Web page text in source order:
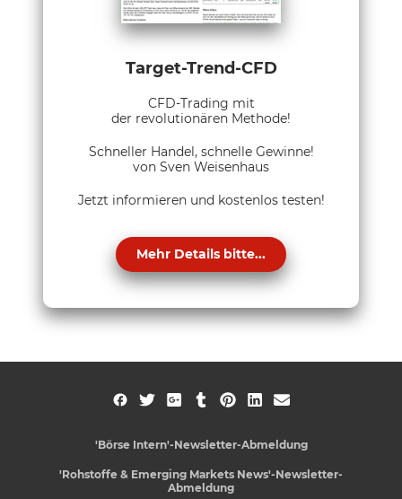
Target-Trend-CFD
CFD-Trading mit
der revolutionären Methode!
Schneller Handel, schnelle Gewinne!
von Sven Weisenhaus
Jetzt informieren und kostenlos testen!
Mehr Details bitte...
'Börse Intern'-Newsletter-Abmeldung
'Rohstoffe & Emerging Markets News'-Newsletter-
Abmeldung